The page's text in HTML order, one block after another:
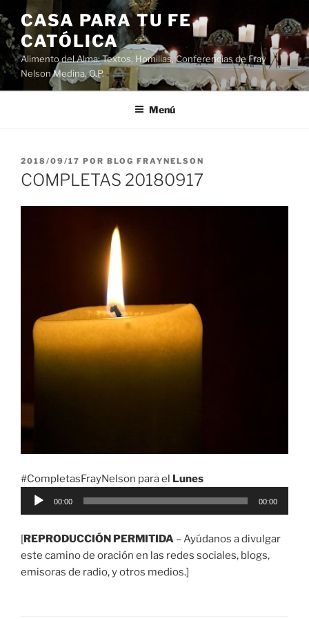
Saltar
al
contenido
CASA PARA TU FE
CATÓLICA
Alimento del Alma: Textos, Homilias, Conferencias de Fray
Nelson Medina, O.P.
Menú
PUBLICADO
EL
2018/09/17 POR BLOG FRAYNELSON
COMPLETAS 20180917
#CompletasFrayNelson para el Lunes
Reproductor
00:00 00:00
[REPRODUCCIÓN PERMITIDA – Ayúdanos a divulgar
este camino de oración en las redes sociales, blogs,
emisoras de radio, y otros medios.]